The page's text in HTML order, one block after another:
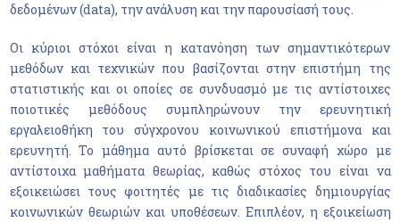
δεδομένων (data), την ανάλυση και την παρουσίασή τους.
Οι κύριοι στόχοι είναι η κατανόηση των σημαντικότερων
μεθόδων και τεχνικών που βασίζονται στην επιστήμη της
στατιστικής και οι οποίες σε συνδυασμό με τις αντίστοιχες
ποιοτικές μεθόδους συμπληρώνουν την ερευνητική
εργαλειοθήκη του σύγχρονου κοινωνικού επιστήμονα και
ερευνητή. Το μάθημα αυτό βρίσκεται σε συναφή χώρο με
αντίστοιχα μαθήματα θεωρίας, καθώς στόχος του είναι να
εξοικειώσει τους φοιτητές με τις διαδικασίες δημιουργίας
κοινωνικών θεωριών και υποθέσεων. Επιπλέον, η εξοικείωση